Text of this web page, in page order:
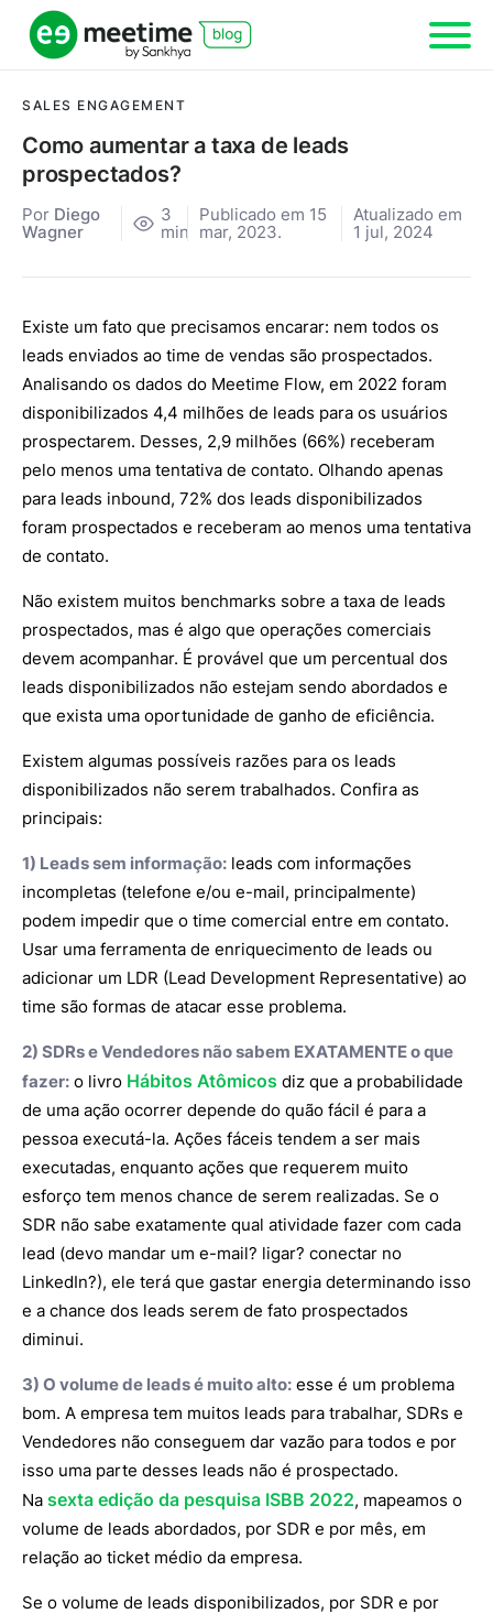
SALES ENGAGEMENT
Como aumentar a taxa de leads
prospectados?
Por Diego
Wagner
3
min
Publicado em 15
mar, 2023.
Atualizado em
1 jul, 2024
Existe um fato que precisamos encarar: nem todos os
leads enviados ao time de vendas são prospectados.
Analisando os dados do Meetime Flow, em 2022 foram
disponibilizados 4,4 milhões de leads para os usuários
prospectarem. Desses, 2,9 milhões (66%) receberam
pelo menos uma tentativa de contato. Olhando apenas
para leads inbound, 72% dos leads disponibilizados
foram prospectados e receberam ao menos uma tentativa
de contato.
Não existem muitos benchmarks sobre a taxa de leads
prospectados, mas é algo que operações comerciais
devem acompanhar. É provável que um percentual dos
leads disponibilizados não estejam sendo abordados e
que exista uma oportunidade de ganho de eficiência.
Existem algumas possíveis razões para os leads
disponibilizados não serem trabalhados. Confira as
principais:
1) Leads sem informação: leads com informações
incompletas (telefone e/ou e-mail, principalmente)
podem impedir que o time comercial entre em contato.
Usar uma ferramenta de enriquecimento de leads ou
adicionar um LDR (Lead Development Representative) ao
time são formas de atacar esse problema.
2) SDRs e Vendedores não sabem EXATAMENTE o que
fazer: o livro Hábitos Atômicos diz que a probabilidade
de uma ação ocorrer depende do quão fácil é para a
pessoa executá-la. Ações fáceis tendem a ser mais
executadas, enquanto ações que requerem muito
esforço tem menos chance de serem realizadas. Se o
SDR não sabe exatamente qual atividade fazer com cada
lead (devo mandar um e-mail? ligar? conectar no
LinkedIn?), ele terá que gastar energia determinando isso
e a chance dos leads serem de fato prospectados
diminui.
3) O volume de leads é muito alto: esse é um problema
bom. A empresa tem muitos leads para trabalhar, SDRs e
Vendedores não conseguem dar vazão para todos e por
isso uma parte desses leads não é prospectado.
Na sexta edição da pesquisa ISBB 2022, mapeamos o
volume de leads abordados, por SDR e por mês, em
relação ao ticket médio da empresa.
Se o volume de leads disponibilizados, por SDR e por